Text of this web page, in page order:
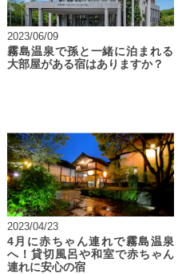
2023/06/09
霧島温泉で孫と一緒に泊まれる
大部屋がある宿はありますか？
2023/04/23
4月に赤ちゃん連れで霧島温泉
へ！貸切風呂や和室で赤ちゃん
連れに安心の宿